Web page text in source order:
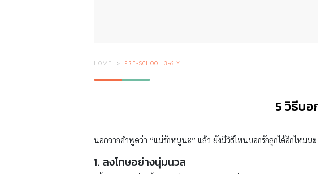
HOME PRE-SCHOOL 3-6 Y
5 วิธีบอ
นอกจากคำพูดว่า “แม่รักหนูนะ” แล้ว ยังมีวิธีไหนบอกรักลูกได้อีกไหมนะ
1. ลงโทษอย่างนุ่มนวล